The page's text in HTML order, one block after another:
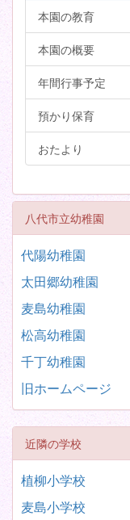
本園の教育
本園の概要
年間行事予定
預かり保育
おたより
八代市立幼稚園
代陽幼稚園
太田郷幼稚園
麦島幼稚園
松高幼稚園
千丁幼稚園
旧ホームページ
近隣の学校
植柳小学校
麦島小学校